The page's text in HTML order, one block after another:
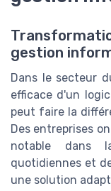
gestion
Dans le secteur
efficace d'un
peut faire la
Des entreprises
notable dans
quotidiennes et
une solution